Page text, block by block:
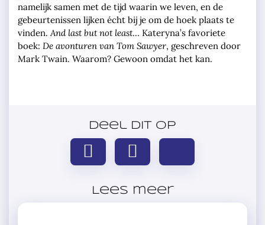
namelijk samen met de tijd waarin we leven, en de
gebeurtenissen lijken écht bij je om de hoek plaats te
vinden. And last but not least… Kateryna’s favoriete
boek: De avonturen van Tom Sawyer, geschreven door
Mark Twain. Waarom? Gewoon omdat het kan.
Deel dit op
Lees meer